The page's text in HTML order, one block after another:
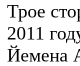
Трое
2011
Йемена